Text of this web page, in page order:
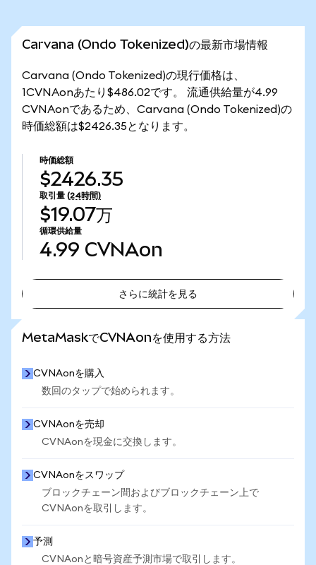
Carvana (Ondo Tokenized)の最新市場情報
Carvana (Ondo Tokenized)の現行価格は、
1CVNAonあたり$486.02です。 流通供給量が4.99
CVNAonであるため、Carvana (Ondo Tokenized)の
時価総額は$2426.35となります。
時価総額
$2426.35
取引量 (24時間)
$19.07万
循環供給量
4.99 CVNAon
さらに統計を見る
MetaMaskでCVNAonを使用する方法
CVNAonを購入
数回のタップで始められます。
CVNAonを売却
CVNAonを現金に交換します。
CVNAonをスワップ
ブロックチェーン間およびブロックチェーン上で
CVNAonを取引します。
予測
CVNAonと暗号資産予測市場で取引します。